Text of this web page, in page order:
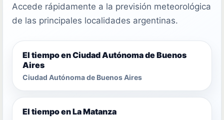
Accede rápidamente a la previsión meteorológica
de las principales localidades argentinas.
El tiempo en Ciudad Autónoma de Buenos
Aires
Ciudad Autónoma de Buenos Aires
El tiempo en La Matanza